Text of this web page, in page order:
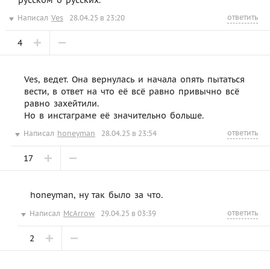
Написал Ves 28.04.25 в 23:20 ответить
4
Ves, ведет. Она вернулась и начала опять пытаться
вести, в ответ на что её всё равно привычно всё
равно захейтили.
Но в инстаграме её значительно больше.
Написал honeyman 28.04.25 в 23:54 ответить
17
honeyman, ну так было за что.
Написал McArrow 29.04.25 в 03:39 ответить
2